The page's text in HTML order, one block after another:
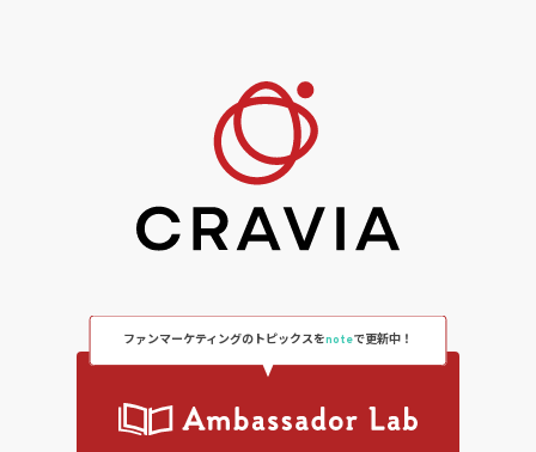
ファンマーケティングのトピックスをnoteで更新中！